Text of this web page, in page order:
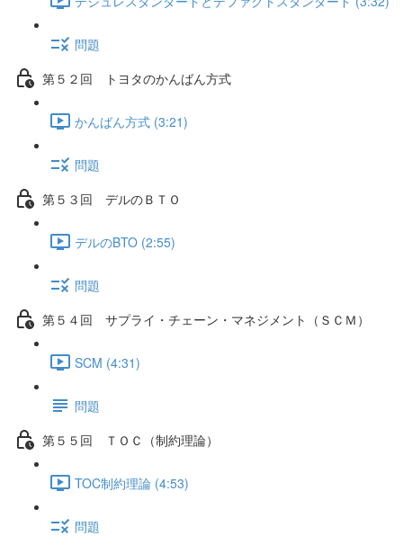
問題
第５２回 トヨタのかんばん方式
かんばん方式 (3:21)
問題
第５３回 デルのＢＴＯ
デルのBTO (2:55)
問題
第５４回 サプライ・チェーン・マネジメント（ＳＣＭ）
SCM (4:31)
問題
第５５回 ＴＯＣ（制約理論）
TOC制約理論 (4:53)
問題